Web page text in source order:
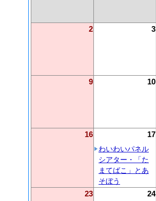
2 3
9 10
16 17
わいわいパネル
シアター・「た
まてばこ」とあ
そぼう
23 24